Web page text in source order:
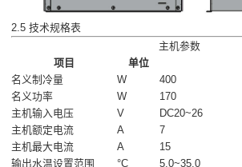
2.5 技术规格表
主机参数
项目
单位
名义制冷量
W
400
名义功率
W
170
主机输入电压
V
DC20~26
主机额定电流
A
7
主机最大电流
A
15
输出水温设置范围
°C
5.0~35.0